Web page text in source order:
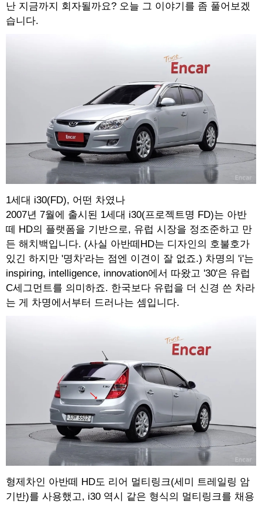
난 지금까지 회자될까요? 오늘 그 이야기를 좀 풀어보겠
습니다.
1세대 i30(FD), 어떤 차였나
2007년 7월에 출시된 1세대 i30(프로젝트명 FD)는 아반
떼 HD의 플랫폼을 기반으로, 유럽 시장을 정조준하고 만
든 해치백입니다. (사실 아반떼HD는 디자인의 호불호가
있긴 하지만 '명차'라는 점엔 이견이 잘 없죠.) 차명의 'i'는
inspiring, intelligence, innovation에서 따왔고 '30'은 유럽
C세그먼트를 의미하죠. 한국보다 유럽을 더 신경 쓴 차라
는 게 차명에서부터 드러나는 셈입니다.
형제차인 아반떼 HD도 리어 멀티링크(세미 트레일링 암
기반)를 사용했고, i30 역시 같은 형식의 멀티링크를 채용